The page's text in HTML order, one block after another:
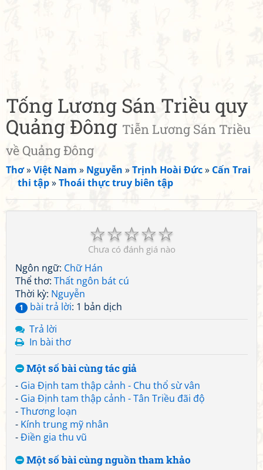
Tống Lương Sán Triều quy
Quảng Đông Tiễn Lương Sán Triều
về Quảng Đông
Thơ»Việt Nam » Nguyễn »Trịnh Hoài Đức» Cấn Trai
thi tập»Thoái thực truy biên tập
☆
☆
☆
☆
☆
Chưa có đánh giá nào
Ngôn ngữ: Chữ Hán
Thể thơ: Thất ngôn bát cú
Thời kỳ: Nguyễn
1 bài trả lời: 1 bản dịch
Trả lời
In bài thơ
Một số bài cùng tác giả
- Gia Định tam thập cảnh - Chu thổ sừ vân
- Gia Định tam thập cảnh - Tân Triều đãi độ
-Thương loạn
- Kính trung mỹ nhân
-Điền gia thu vũ
Một số bài cùng nguồn tham khảo